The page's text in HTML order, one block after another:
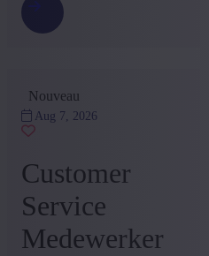
+ Montrer plus
Nouveau
Aug 7, 2026
Customer
Service
Medewerker